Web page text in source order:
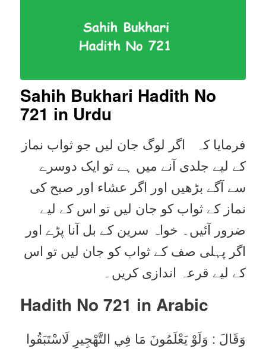
Sahih Bukhari Hadith No
721 in Urdu
فرمایا کہ اگر لوگ جان لیں جو ثواب نماز
کے لیے جلدی آنے میں ہے تو ایک دوسرے
سے آگے بڑھیں اور اگر عشاء اور صبح کی
نماز کے ثواب کو جان لیں تو اس کے لیے
ضرور آئیں۔ خواہ سرین کے بل آنا پڑے اور
اگر پہلی صف کے ثواب کو جان لیں تو اس
کے لیے قرعہ اندازی کریں۔
Hadith No 721 in Arabic
وَقَالَ : وَلَوْ يَعْلَمُونَ مَا فِي التَّهْجِيرِ لَاسْتَبَقُوا